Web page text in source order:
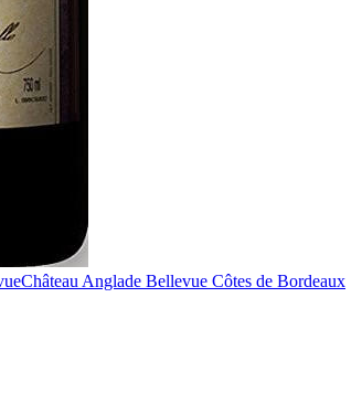
Château Anglade Bellevue Côtes de Bordeaux